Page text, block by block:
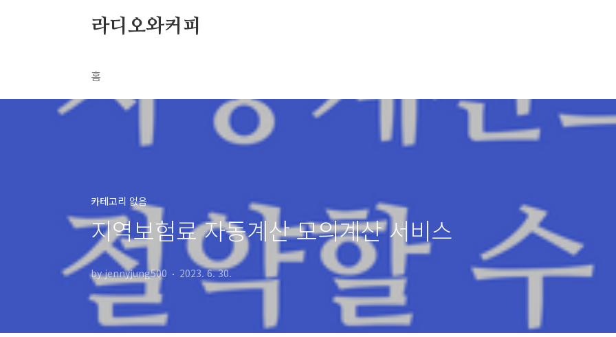
라디오와커피
홈
카테고리 없음
지역보험료 자동계산 모의계산 서비스
by jennyjung500 2023. 6. 30.